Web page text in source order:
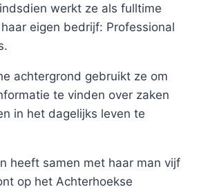
werkt ze als fulltime
eigen bedrijf: Professional
achtergrond gebruikt ze om
te vinden over zaken
in het dagelijks leven te
heeft samen met haar man vijf
op het Achterhoekse